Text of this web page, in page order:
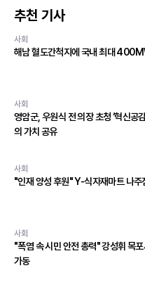
추천 기사
사회
해남 혈도간척지에 국내 최대
사회
영암군, 우원식 전 의장 초청 ‘혁신공
의 가치 공유
사회
"인재 양성 후원" Y-식자재마트 나
사회
"폭염 속 시민 안전 총력" 강성휘 목
가동